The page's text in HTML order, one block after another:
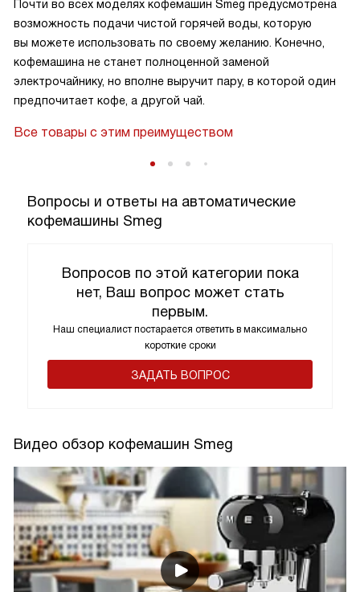
Почти во всех моделях кофемашин Smeg предусмотрена
возможность подачи чистой горячей воды, которую
вы можете использовать по своему желанию. Конечно,
кофемашина не станет полноценной заменой
электрочайнику, но вполне выручит пару, в которой один
предпочитает кофе, а другой чай.
Все товары с этим преимуществом
Вопросы и ответы на автоматические
кофемашины Smeg
Вопросов по этой категории пока
нет, Ваш вопрос может стать
первым.
Наш специалист постарается ответить в максимально
короткие сроки
ЗАДАТЬ ВОПРОС
Видео обзор кофемашин Smeg